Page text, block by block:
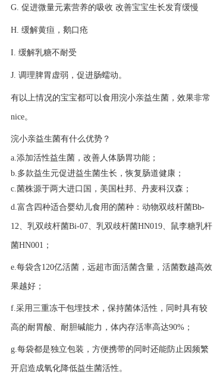
G. 促进微量元素营养的吸收 改善宝宝生长发育缓慢
H. 缓解黄疸，鹅口疮
I. 缓解乳糖不耐受
J. 调理脾胃虚弱，促进肠蠕动。
有以上情况的宝宝都可以食用浣小亲益生菌，效果非常
nice。
浣小亲益生菌有什么优势？
a.添加活性益生菌，改善人体肠胃功能；
b.多款益生元促进益生菌生长，恢复肠道健康；
c.菌株源于两大进口国，美国杜邦、丹麦科汉森；
d.富含四种适合婴幼儿食用的菌种：动物双歧杆菌Bb-
12、乳双歧杆菌Bi-07、乳双歧杆菌HN019、鼠李糖乳杆
菌HN001；
e.每袋含120亿活菌，远超市面活菌含量，活菌数越高效
果越好；
f.采用三重冻干包埋技术，保持菌体活性，同时具有较
高的耐胃酸、耐胆碱能力，体内存活率高达90%；
g.每袋都是独立包装，方便携带的同时还能防止因频繁
开启造成氧化降低益生菌活性。